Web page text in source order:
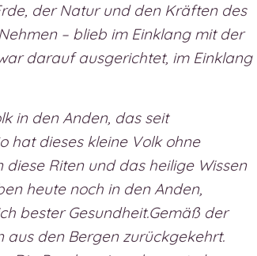
der Natur und den Kräften des
– blieb im Einklang mit der
darauf ausgerichtet, im Einklang
in den Anden, das seit
hat dieses kleine Volk ohne
Riten und das heilige Wissen
heute noch in den Anden,
bester Gesundheit.Gemäß der
aus den Bergen zurückgekehrt.